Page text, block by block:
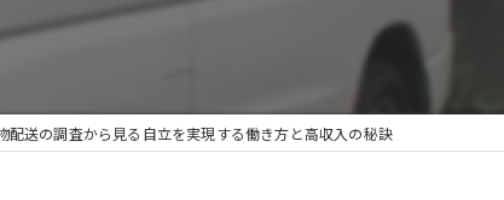
経験者
配送の調査から見る自立を実現する働き方と高収入の秘訣